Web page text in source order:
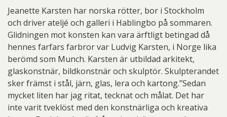
Jeanette Karsten har norska rötter, bor i Stockholm
och driver ateljé och galleri i Hablingbo på sommaren.
Glidningen mot konsten kan vara ärftligt betingad då
hennes farfars farbror var Ludvig Karsten, i Norge lika
berömd som Munch. Karsten är utbildad arkitekt,
glaskonstnär, bildkonstnär och skulptör. Skulpterandet
sker främst i stål, järn, glas, lera och kartong.”Sedan
mycket liten har jag ritat, tecknat och målat. Det har
inte varit tveklöst med den konstnärliga och kreativa